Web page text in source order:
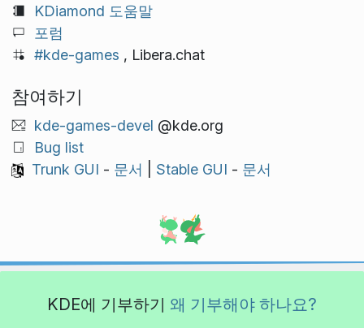
KDiamond 도움말
포럼
#kde-games , Libera.chat
참여하기
kde-games-devel @kde.org
Bug list
Trunk GUI - 문서 Stable GUI - 문서
KDE에 기부하기 왜 기부해야 하나요?